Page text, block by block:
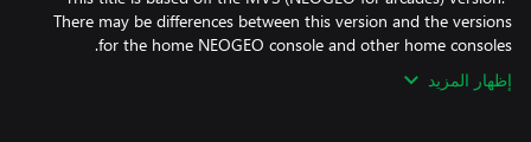
There may be differences between this version and the versions
for the home NEOGEO console and other home consoles.
إظهار المزيد